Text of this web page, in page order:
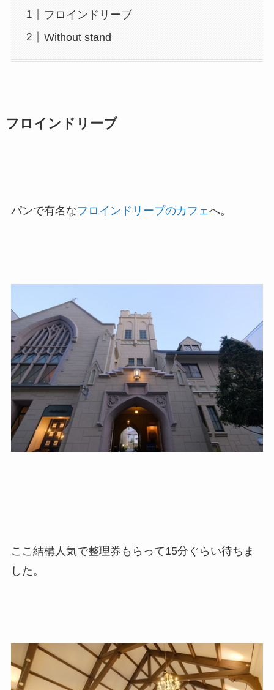
フロインドリーブ
Without stand
フロインドリーブ
パンで有名なフロインドリープのカフェへ。
ここ結構人気で整理券もらって15分ぐらい待ちま
した。